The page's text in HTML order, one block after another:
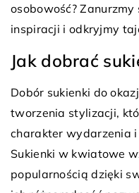
osobowość?
inspiracji i odkryjmy
Jak dobrać
Dobór sukienki do
tworzenia stylizacji,
charakter wydarzenia
Sukienki w kwiatowe
popularnością dzięki